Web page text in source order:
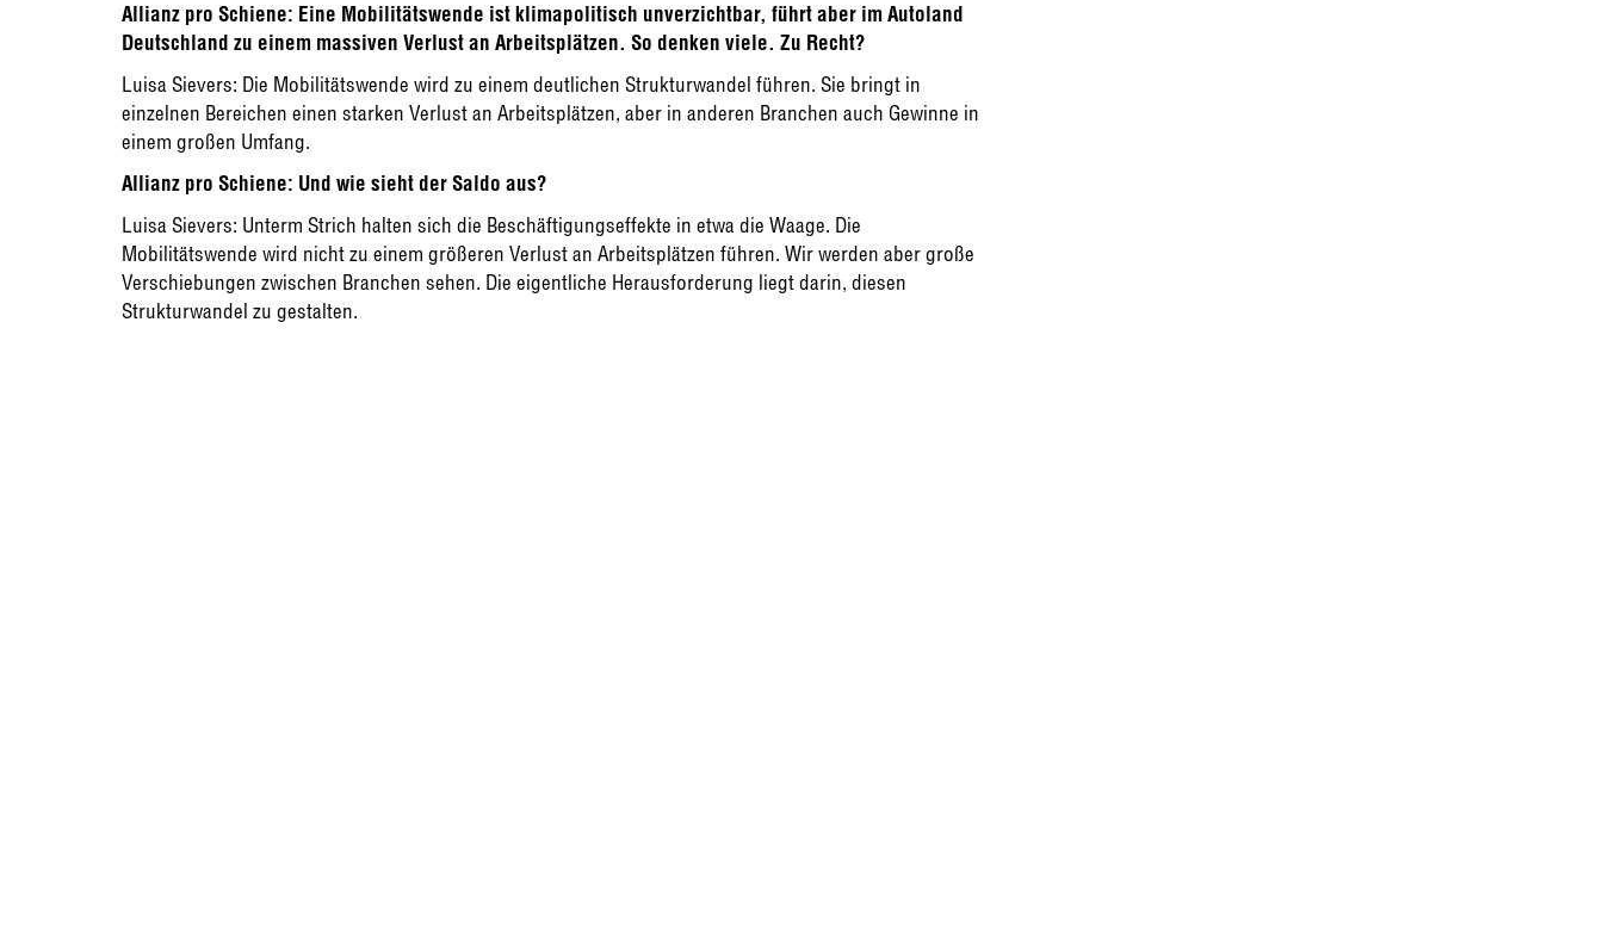
Allianz pro Schiene: Eine Mobilitätswende ist klimapolitisch unverzichtbar, führt aber im Autoland
Deutschland zu einem massiven Verlust an Arbeitsplätzen. So denken viele. Zu Recht?
Luisa Sievers: Die Mobilitätswende wird zu einem deutlichen Strukturwandel führen. Sie bringt in
einzelnen Bereichen einen starken Verlust an Arbeitsplätzen, aber in anderen Branchen auch Gewinne in
einem großen Umfang.
Allianz pro Schiene: Und wie sieht der Saldo aus?
Luisa Sievers: Unterm Strich halten sich die Beschäftigungseffekte in etwa die Waage. Die
Mobilitätswende wird nicht zu einem größeren Verlust an Arbeitsplätzen führen. Wir werden aber große
Verschiebungen zwischen Branchen sehen. Die eigentliche Herausforderung liegt darin, diesen
Strukturwandel zu gestalten.